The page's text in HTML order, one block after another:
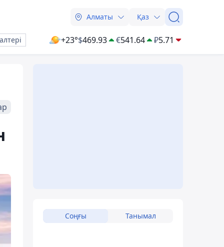
Алматы Қаз
+23°$469.93 €541.64 ₽5.71
Соңғы Танымал